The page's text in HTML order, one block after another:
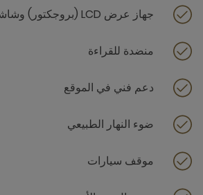
جهاز عرض LCD (بروجكتور) وشاشة
منضدة للقراءة
دعم فني في الموقع
ضوء النهار الطبيعي
موقف سيارات